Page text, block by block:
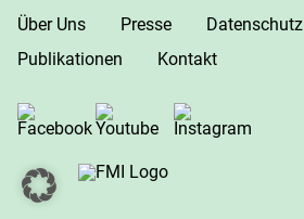
Über Uns Presse Datenschutz
Publikationen
Kontakt